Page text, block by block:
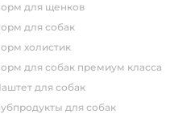
корм для щенков
корм для собак
корм холистик
корм для собак премиум класса
паштет для собак
субпродукты для собак